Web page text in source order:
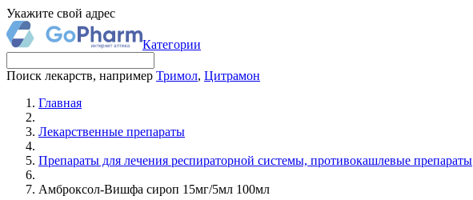
Укажите свой адрес
Категории
Поиск лекарств, например Тримол, Цитрамон
Главная
Лекарственные препараты
Препараты для лечения респираторной системы, противокашлевые препараты
Амброксол-Вишфа сироп 15мг/5мл 100мл